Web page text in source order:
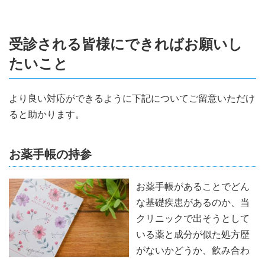
受診される皆様にできればお願いし
たいこと
より良い対応ができるように下記についてご留意いただけ
ると助かります。
お薬手帳の持参
お薬手帳があることでどん
な基礎疾患があるのか、当
クリニックで出そうとして
いる薬と成分が似た処方歴
がないかどうか、飲み合わ